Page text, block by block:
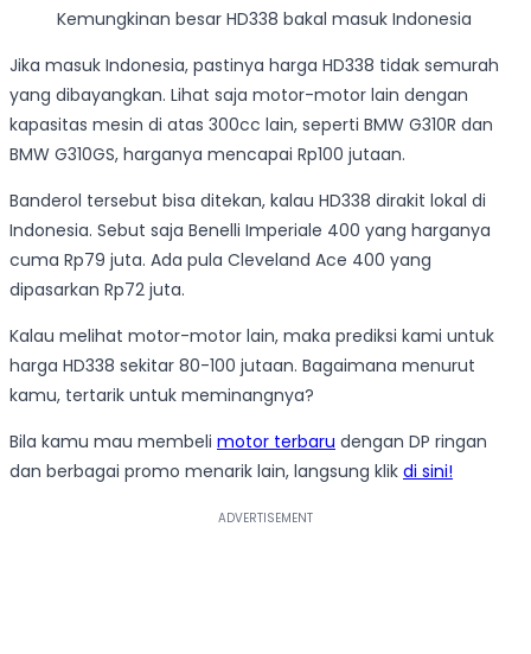
Kemungkinan besar HD338 bakal masuk Indonesia
Jika masuk Indonesia, pastinya harga HD338 tidak semurah
yang dibayangkan. Lihat saja motor-motor lain dengan
kapasitas mesin di atas 300cc lain, seperti BMW G310R dan
BMW G310GS, harganya mencapai Rp100 jutaan.
Banderol tersebut bisa ditekan, kalau HD338 dirakit lokal di
Indonesia. Sebut saja Benelli Imperiale 400 yang harganya
cuma Rp79 juta. Ada pula Cleveland Ace 400 yang
dipasarkan Rp72 juta.
Kalau melihat motor-motor lain, maka prediksi kami untuk
harga HD338 sekitar 80-100 jutaan. Bagaimana menurut
kamu, tertarik untuk meminangnya?
Bila kamu mau membeli motor terbaru dengan DP ringan
dan berbagai promo menarik lain, langsung klik di sini!